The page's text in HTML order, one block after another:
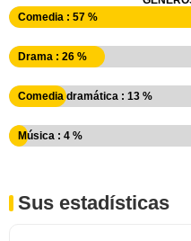
Comedia : 57 %
Drama : 26 %
Comedia dramática : 13 %
Música : 4 %
Sus estadísticas